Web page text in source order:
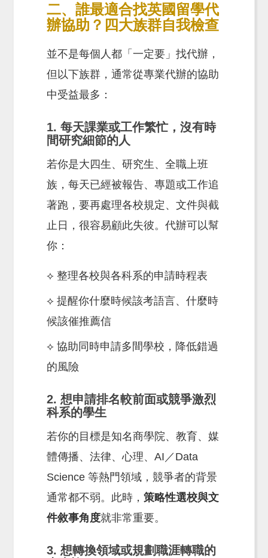
二、誰最適合找英國留學代
辦協助？四大族群自我檢查
並不是每個人都「一定要」找代辦，
但以下族群，通常從專業代辦的協助
中受益最多：
1. 每天課業或工作繁忙，沒有時
間研究細節的人
若你是大四生、研究生、全職上班
族，每天已經被報告、專題或工作追
著跑，要再處理各校規定、文件與截
止日，很容易顧此失彼。代辦可以幫
你：
⟡ 整理各校與各科系的申請時程表
⟡ 提醒你什麼時候該考語言、什麼時
候該催推薦信
⟡ 協助同時申請多間學校，降低錯過
的風險
2. 想申請排名較前面或競爭激烈
科系的學生
若你的目標是知名商學院、教育、媒
體傳播、法律、心理、AI／Data
Science 等熱門領域，競爭者的背景
通常都不弱。此時，策略性選校與文
件敘事角度就非常重要。
3. 想轉換領域或規劃職涯轉職的